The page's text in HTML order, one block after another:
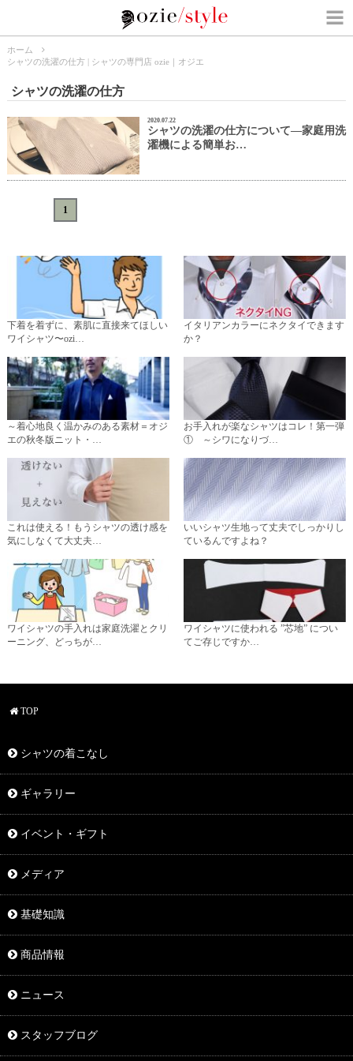
ホーム
シャツの洗濯の仕方 | シャツの専門店 ozie｜オジエ
シャツの洗濯の仕方
2020.07.22
シャツの洗濯の仕方について―家庭用洗
濯機による簡単お…
1
下着を着ずに、素肌に直接来てほしい
ワイシャツ〜ozi…
イタリアンカラーにネクタイできます
か？
～着心地良く温かみのある素材＝オジ
エの秋冬版ニット・…
お手入れが楽なシャツはコレ！第一弾
① ～シワになりづ…
これは使える！もうシャツの透け感を
気にしなくて大丈夫…
いいシャツ生地って丈夫でしっかりし
ているんですよね？
ワイシャツの手入れは家庭洗濯とクリ
ーニング、どっちが…
ワイシャツに使われる ”芯地” につい
てご存じですか…
TOP
シャツの着こなし
ギャラリー
イベント・ギフト
メディア
基礎知識
商品情報
ニュース
スタッフブログ